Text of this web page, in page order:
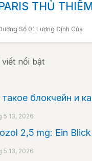
THỦ THIÊM
Số 01 Lương Định Của
viết nổi bật
блокчейн и
5 13, 2026
2,5 mg: Ein
5 13, 2026